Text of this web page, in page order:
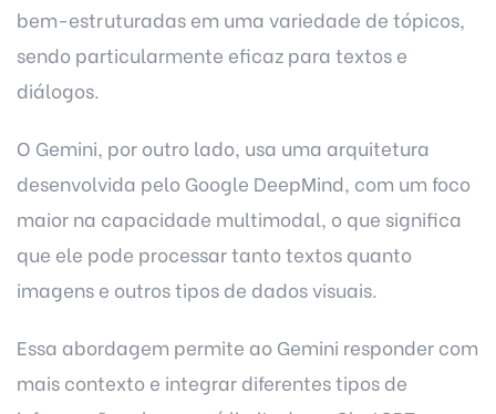
bem-estruturadas em uma variedade de tópicos,
sendo particularmente eficaz para textos e
diálogos.
O Gemini, por outro lado, usa uma arquitetura
desenvolvida pelo Google DeepMind, com um foco
maior na capacidade multimodal, o que significa
que ele pode processar tanto textos quanto
imagens e outros tipos de dados visuais.
Essa abordagem permite ao Gemini responder com
mais contexto e integrar diferentes tipos de